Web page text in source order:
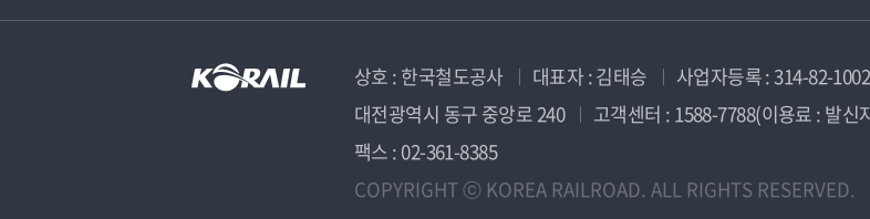
상호 : 한국철도공사 대표자 : 김태승 사업자등록 : 314-82-
대전광역시 동구 중앙로 240
고객센터 : 1588-7788(이용료 : 발신
팩스 : 02-361-8385
COPYRIGHT ⓒ KOREA RAILROAD. ALL RIGHTS RESERVED.